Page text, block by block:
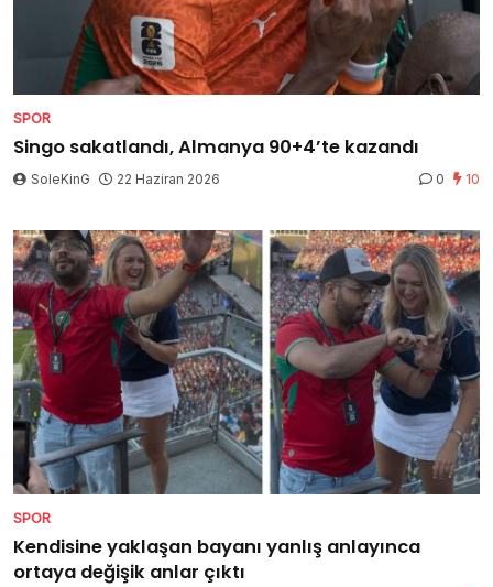
SPOR
Singo sakatlandı, Almanya 90+4’te kazandı
SoleKinG 22 Haziran 2026 0 10
SPOR
Kendisine yaklaşan bayanı yanlış anlayınca
ortaya değişik anlar çıktı